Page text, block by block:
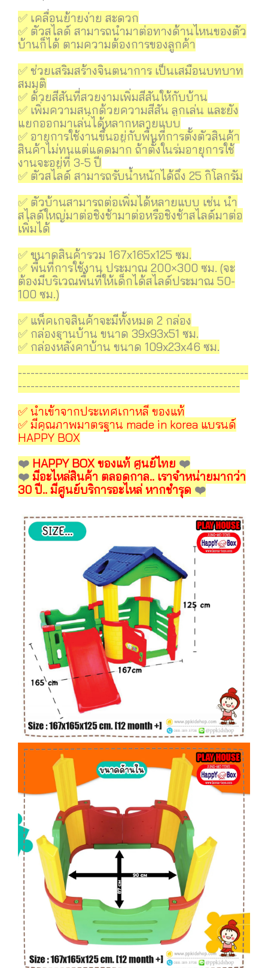
✅ เคลื่อนย้ายง่าย สะดวก
✅ ตัวสไลด์ สามารถนำมาต่อทางด้านไหนของตัว
บ้านก็ได้ ตามความต้องการของลูกค้า
✅ ช่วยเสริมสร้างจินตนาการ เป็นเสมือนบทบาท
สมมุติ
✅ ด้วยสีสันที่สวยงามเพิ่มสีสันให้กับบ้าน
✅ เพิ่มความสนุกด้วยความสีสัน ลูกเล่น และยัง
แยกออกมาเล่นได้หลากหลายแบบ
✅ อายุการใช้งานขึ้นอยู่กับพื้นที่การตั้งตัวสินค้า
สินค้าไม่ทนแต่แดดมาก ถ้าตั้งในร่มอายุการใช้
งานจะอยู่ที่ 3-5 ปี
✅ ตัวสไลด์ สามารถรับน้ำหนักได้ถึง 25 กิโลกรัม
✅ ตัวบ้านสามารถต่อเพิ่มได้หลายแบบ เช่น นำ
สไลด์ใหญ่มาต่อชิงช้ามาต่อหรือชิงช้าสไลด์มาต่อ
เพิ่มได้
✅ ขนาดสินค้ารวม 167x165x125 ซม.
✅ พื้นที่การใช้งาน ประมาณ 200×300 ซม. (จะ
ต้องมีบริเวณพื้นที่ให้เด็กได้สไลด์ประมาณ 50-
100 ซม.)
✅ แพ็คเกจสินค้าจะมีทั้งหมด 2 กล่อง
✅ กล่องฐานบ้าน ขนาด 39x93x51 ซม.
✅ กล่องหลังคาบ้าน ขนาด 109x23x46 ซม.
-------------------------------------------------------
-----------------------------------------------------
✅ นำเข้าจากประเทศเกาหลี ของแท้
✅ มีคุณภาพมาตรฐาน made in korea แบรนด์
HAPPY BOX
️❤️ HAPPY BOX ของแท้ ศูนย์ไทย ️❤️
❤️️ มีอะไหล่สินค้า ตลอดกาล.. เราจำหน่ายมากว่า
30 ปี.. มีศูนย์บริการอะไหล่ หากชำรุด ️❤️